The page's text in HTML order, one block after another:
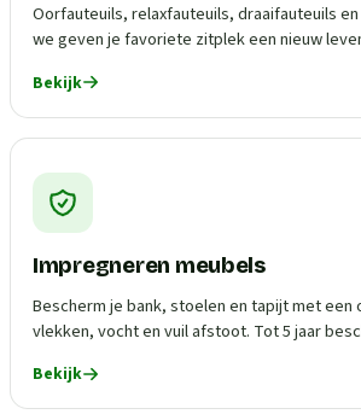
Oorfauteuils, relaxfauteuils, draaifauteuils
we geven je favoriete zitplek een nieuw
Bekijk
Impregneren meubels
Bescherm je bank, stoelen en tapijt met een
vlekken, vocht en vuil afstoot. Tot 5 jaar
Bekijk